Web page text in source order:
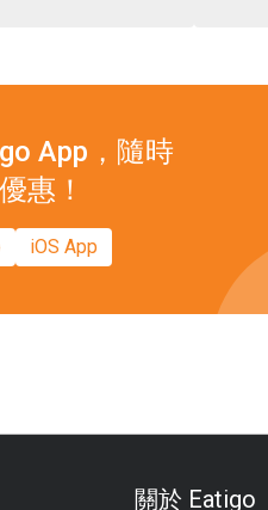
App，隨時
惠！
iOS App
關於 Eatigo